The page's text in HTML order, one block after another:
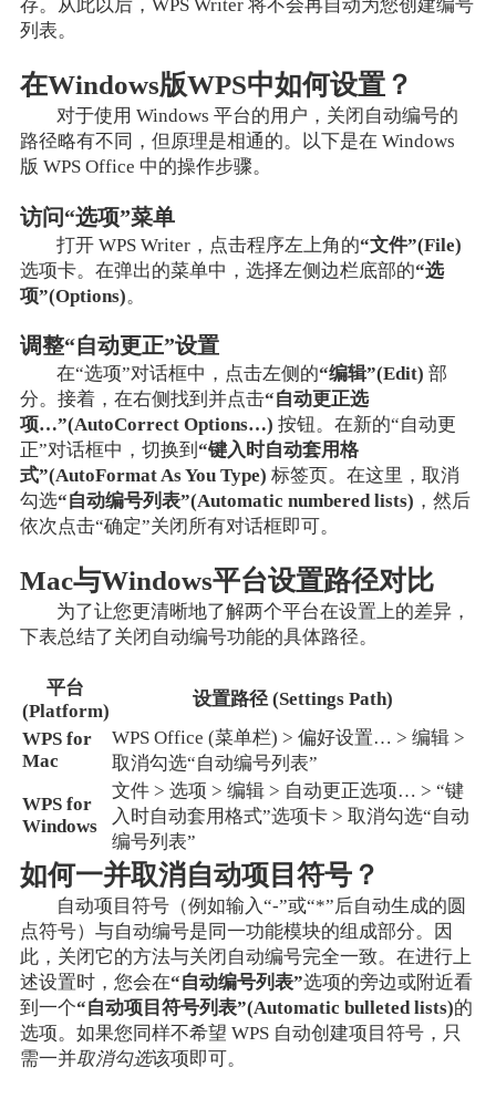
存。从此以后，WPS Writer 将不会再自动为您创建编号
列表。
在Windows版WPS中如何设置？
对于使用 Windows 平台的用户，关闭自动编号的
路径略有不同，但原理是相通的。以下是在 Windows
版 WPS Office 中的操作步骤。
访问“选项”菜单
打开 WPS Writer，点击程序左上角的“文件”(File)
选项卡。在弹出的菜单中，选择左侧边栏底部的“选
项”(Options)。
调整“自动更正”设置
在“选项”对话框中，点击左侧的“编辑”(Edit) 部
分。接着，在右侧找到并点击“自动更正选
项…”(AutoCorrect Options…) 按钮。在新的“自动更
正”对话框中，切换到 “键入时自动套用格
式”(AutoFormat As You Type) 标签页。在这里，取消
勾选“自动编号列表”(Automatic numbered lists) ，然后
依次点击“确定”关闭所有对话框即可。
Mac与Windows平台设置路径对比
为了让您更清晰地了解两个平台在设置上的差异，
下表总结了关闭自动编号功能的具体路径。
平台
(Platform)
设置路径 (Settings Path)
WPS for
Mac
WPS Office (菜单栏) > 偏好设置… > 编辑 >
取消勾选“自动编号列表”
WPS for
Windows
文件 > 选项 > 编辑 > 自动更正选项… > “键
入时自动套用格式”选项卡 > 取消勾选“自动
编号列表”
如何一并取消自动项目符号？
自动项目符号（例如输入“-”或“*”后自动生成的圆
点符号）与自动编号是同一功能模块的组成部分。因
此，关闭它的方法与关闭自动编号完全一致。在进行上
述设置时，您会在“自动编号列表”选项的旁边或附近看
到一个“自动项目符号列表”(Automatic bulleted lists)的
选项。如果您同样不希望 WPS 自动创建项目符号，只
需一并取消勾选该项即可。